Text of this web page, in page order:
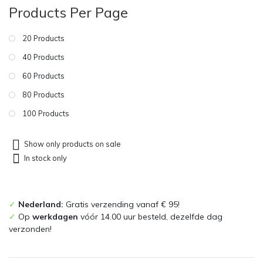
Products Per Page
20 Products
40 Products
60 Products
80 Products
100 Products
Show only products on sale
In stock only
✓ Nederland: Gratis verzending vanaf € 95!
✓ Op werkdagen vóór 14.00 uur besteld, dezelfde dag
verzonden!